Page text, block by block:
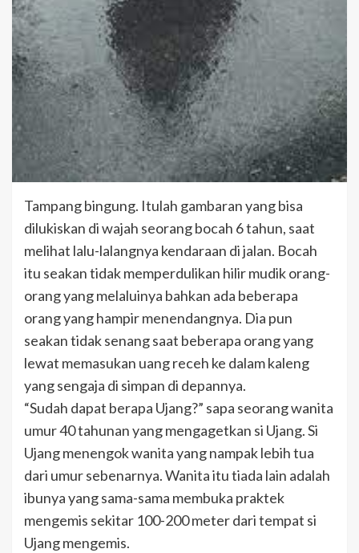
Tampang bingung. Itulah gambaran yang bisa
dilukiskan di wajah seorang bocah 6 tahun, saat
melihat lalu-lalangnya kendaraan di jalan. Bocah
itu seakan tidak memperdulikan hilir mudik orang-
orang yang melaluinya bahkan ada beberapa
orang yang hampir menendangnya. Dia pun
seakan tidak senang saat beberapa orang yang
lewat memasukan uang receh ke dalam kaleng
yang sengaja di simpan di depannya.
“Sudah dapat berapa Ujang?” sapa seorang wanita
umur 40 tahunan yang mengagetkan si Ujang. Si
Ujang menengok wanita yang nampak lebih tua
dari umur sebenarnya.Wanita itu tiada lain adalah
ibunya yang sama-sama membuka praktek
mengemis sekitar 100-200 meter dari tempat si
Ujang mengemis.